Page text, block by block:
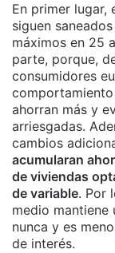
En primer lugar,
siguen
máximos en 25
parte, porque,
consumidores
ahorran más y
arriesgadas.
cambios
acumularan
de viviendas
de variable. Por
medio mantiene
nunca y es
de interés.